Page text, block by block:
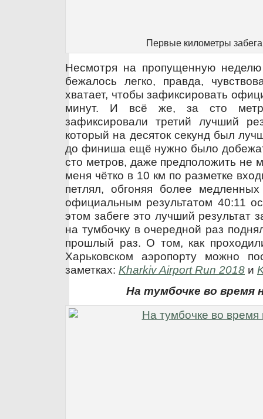
Первые километры
Несмотря на пропущенную
бежалось легко, правда,
хватает, чтобы зафиксировать
минут. И всё же, за сто
зафиксировали третий лучший
который на десяток секунд был
до финиша ещё нужно было
сто метров, даже предположить не
меня чётко в 10 км по разметке
петлял, обгоняя более
официальным результатом 40:11
этом забеге это лучший результат
на тумбочку в очередной раз
прошлый раз. О том, как
Харьковском аэропорту можно
заметках: Kharkiv Airport Run 2018 и
На тумбочке во время